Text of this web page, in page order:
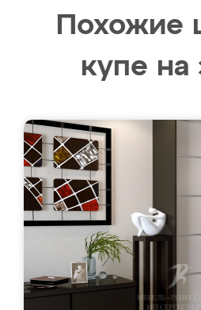
Похожие
купе на